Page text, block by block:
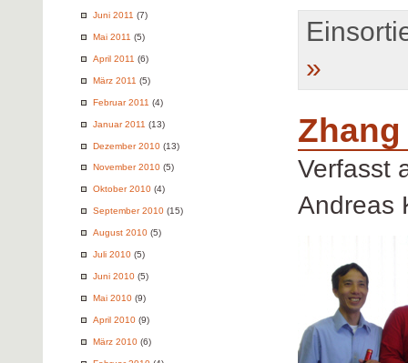
Juni 2011 (7)
Mai 2011 (5)
April 2011 (6)
März 2011 (5)
Februar 2011 (4)
Januar 2011 (13)
Dezember 2010 (13)
November 2010 (5)
Oktober 2010 (4)
September 2010 (15)
August 2010 (5)
Juli 2010 (5)
Juni 2010 (5)
Mai 2010 (9)
April 2010 (9)
März 2010 (6)
»
Verfasst
Andreas